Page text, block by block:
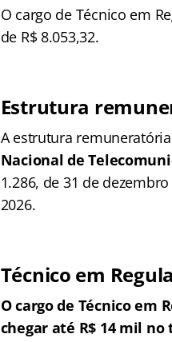
O cargo de Técnico em
de R$ 8.053,32.
Estrutura
A estrutura
Nacional de
1.286, de 31 de
2026.
Técnico em
O cargo de Técnico em
chegar até R$ 14 mil